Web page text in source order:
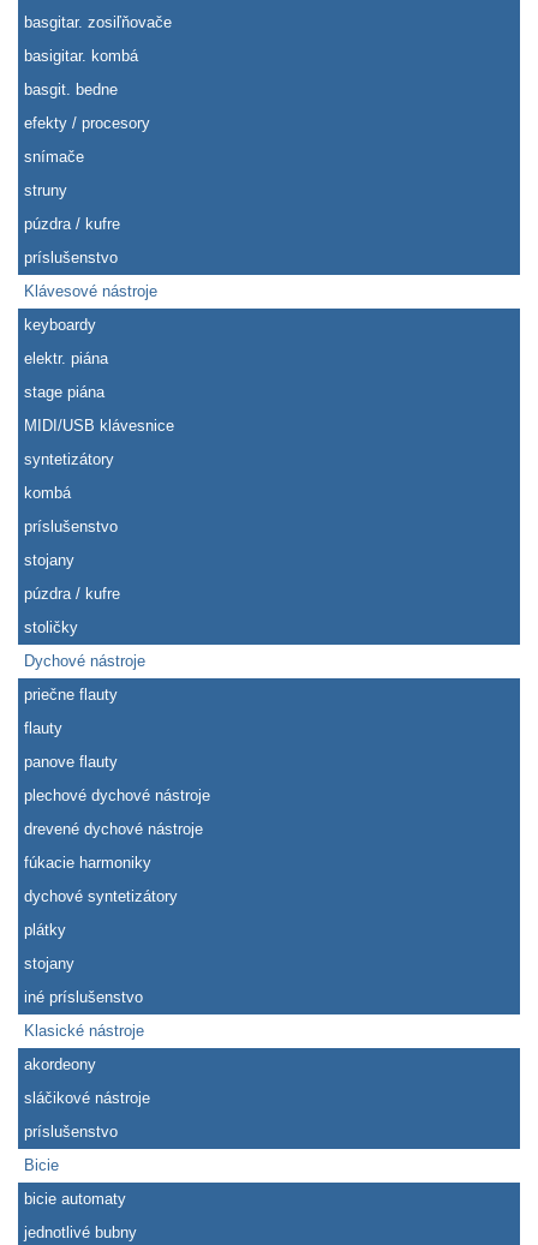
basgitar. zosiľňovače
basigitar. kombá
basgit. bedne
efekty / procesory
snímače
struny
púzdra / kufre
príslušenstvo
Klávesové nástroje
keyboardy
elektr. piána
stage piána
MIDI/USB klávesnice
syntetizátory
kombá
príslušenstvo
stojany
púzdra / kufre
stoličky
Dychové nástroje
priečne flauty
flauty
panove flauty
plechové dychové nástroje
drevené dychové nástroje
fúkacie harmoniky
dychové syntetizátory
plátky
stojany
iné príslušenstvo
Klasické nástroje
akordeony
sláčikové nástroje
príslušenstvo
Bicie
bicie automaty
jednotlivé bubny